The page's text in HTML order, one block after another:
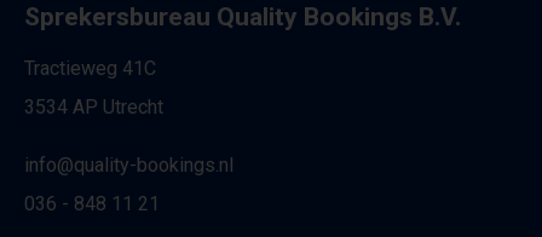
Sprekersbureau Quality Bookings B.V.
Tractieweg 41C
3534 AP Utrecht
info@quality-bookings.nl
036 - 848 11 21